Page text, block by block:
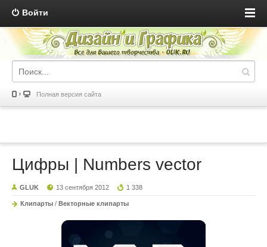
Войти
Полная версия сайта
Цифры | Numbers vector
GLUK 13 сентября 2012 1 338
Клипарты / Векторные клипарты